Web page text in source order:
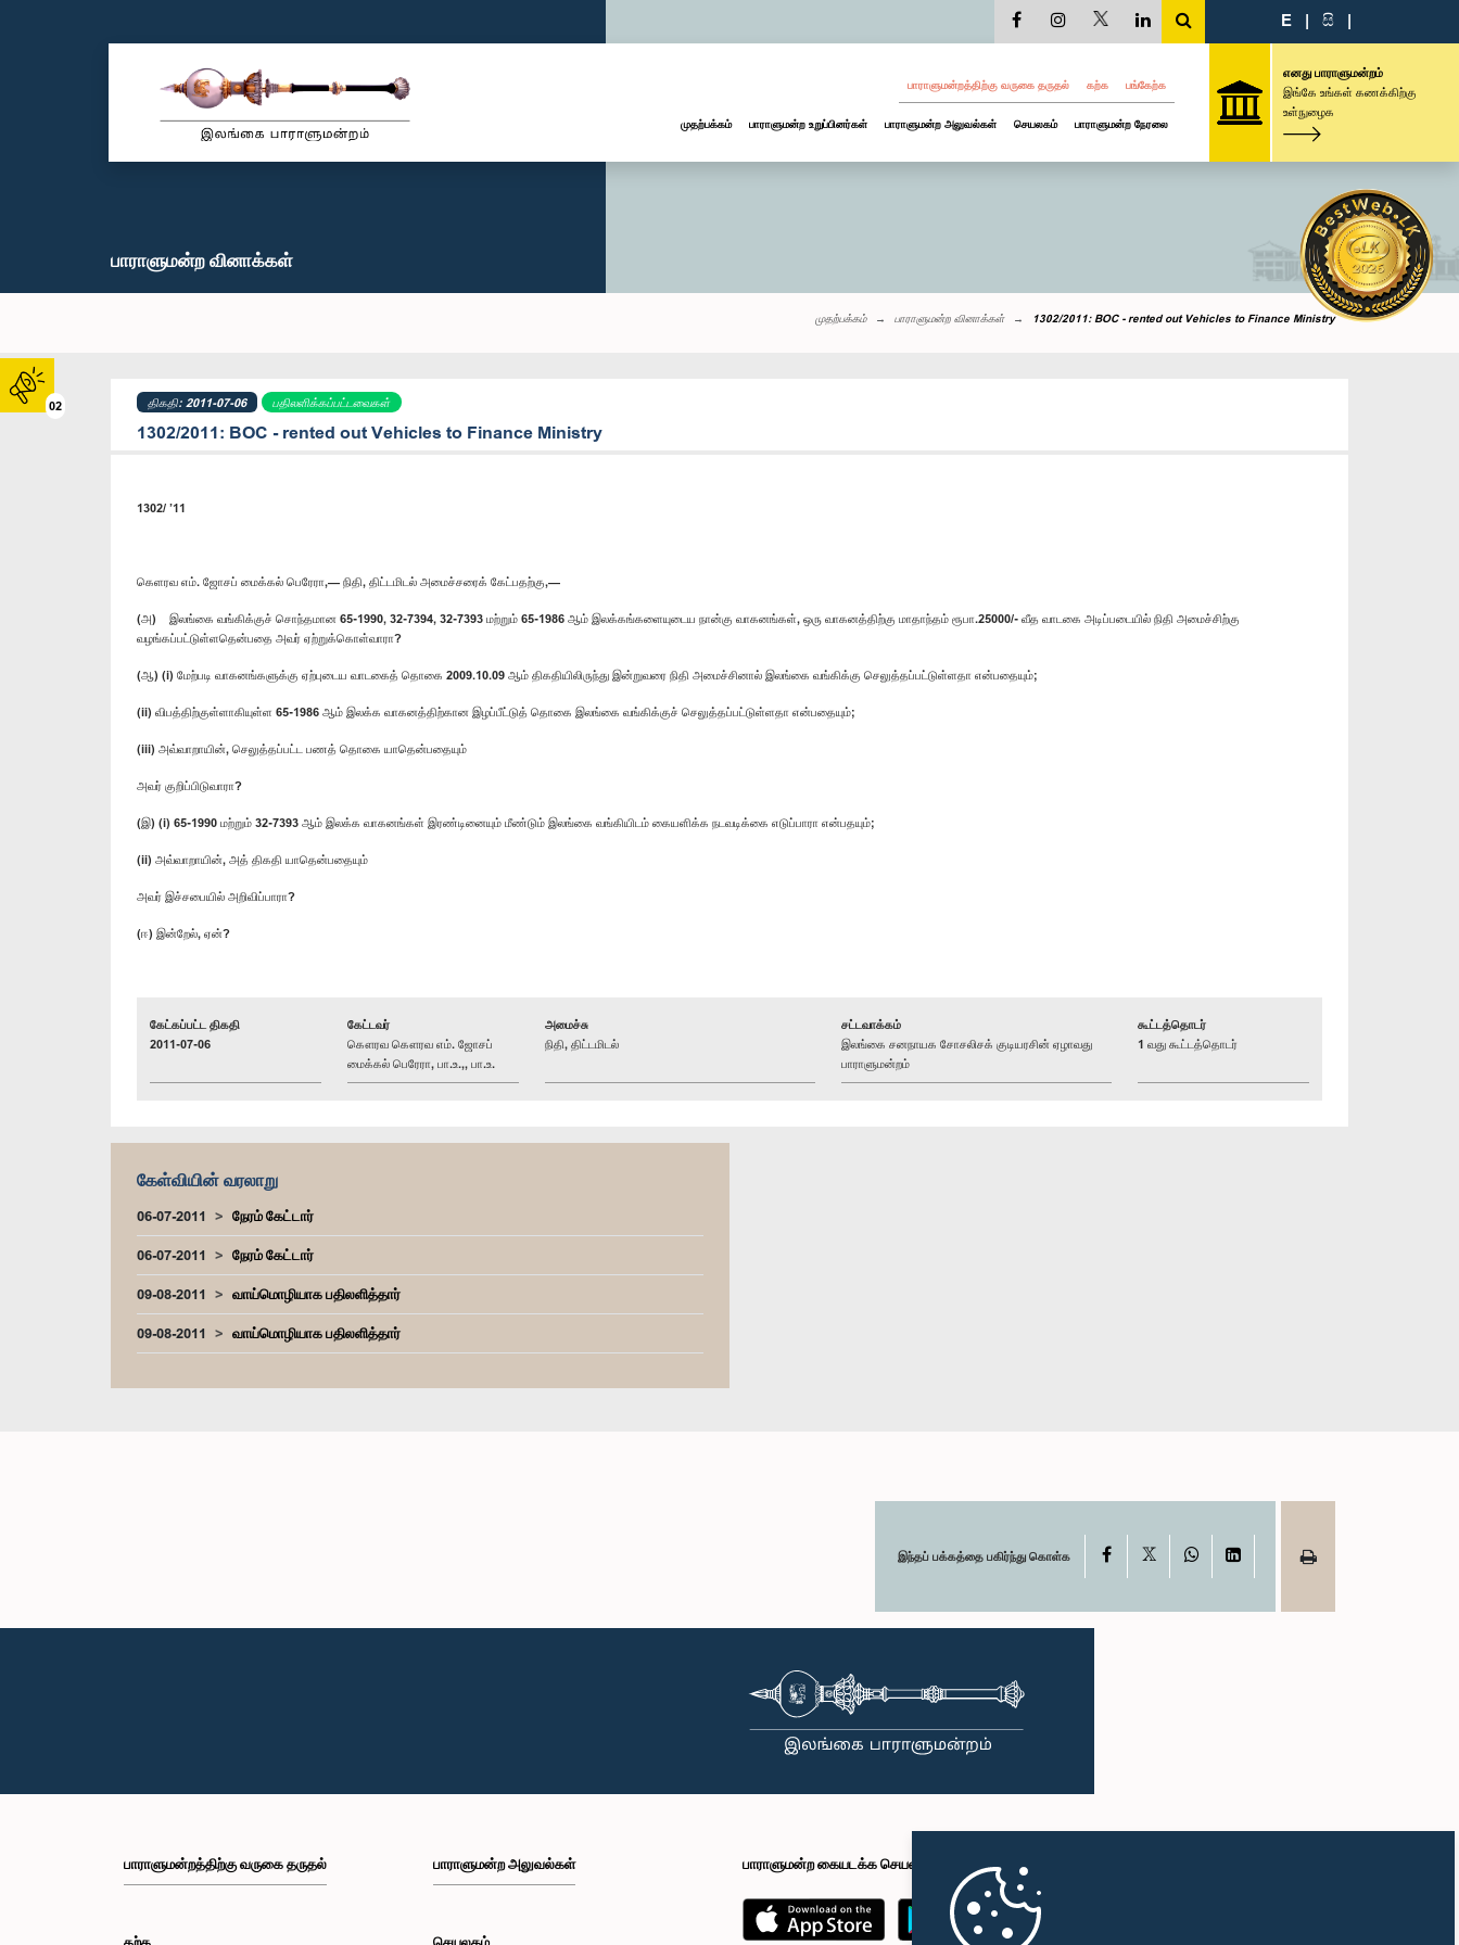
02
E | සි |
பாராளுமன்றத்திற்கு வருகை தருதல் கற்க பங்கேற்க
முதற்பக்கம் பாராளுமன்ற உறுப்பினர்கள் பாராளுமன்ற அலுவல்கள் செயலகம் பாராளுமன்ற நேரலை
எனது பாராளுமன்றம்
இங்கே உங்கள் கணக்கிற்கு
உள்நுழைக
பாராளுமன்ற வினாக்கள்
முதற்பக்கம் பாராளுமன்ற வினாக்கள் 1302/2011: BOC - rented out Vehicles to Finance Ministry
திகதி: 2011-07-06 பதிலளிக்கப்பட்டவைகள்
1302/2011: BOC - rented out Vehicles to Finance Ministry
1302/ ’11
கெளரவ எம். ஜோசப் மைக்கல் பெரேரா,— நிதி, திட்டமிடல் அமைச்சரைக் கேட்பதற்கு,—
(அ) இலங்கை வங்கிக்குச் சொந்தமான 65-1990, 32-7394, 32-7393 மற்றும் 65-1986 ஆம் இலக்கங்களையுடைய நான்கு வாகனங்கள், ஒரு வாகனத்திற்கு மாதாந்தம் ரூபா.25000/- வீத வாடகை அடிப்படையில் நிதி அமைச்சிற்கு
வழங்கப்பட்டுள்ளதென்பதை அவர் ஏற்றுக்கொள்வாரா?
(ஆ) (i) மேற்படி வாகனங்களுக்கு ஏற்புடைய வாடகைத் தொகை 2009.10.09 ஆம் திகதியிலிருந்து இன்றுவரை நிதி அமைச்சினால் இலங்கை வங்கிக்கு செலுத்தப்பட்டுள்ளதா என்பதையும்;
(ii) விபத்திற்குள்ளாகியுள்ள 65-1986 ஆம் இலக்க வாகனத்திற்கான இழப்பீட்டுத் தொகை இலங்கை வங்கிக்குச் செலுத்தப்பட்டுள்ளதா என்பதையும்;
(iii) அவ்வாறாயின், செலுத்தப்பட்ட பணத் தொகை யாதென்பதையும்
அவர் குறிப்பிடுவாரா?
(இ) (i) 65-1990 மற்றும் 32-7393 ஆம் இலக்க வாகனங்கள் இரண்டினையும் மீண்டும் இலங்கை வங்கியிடம் கையளிக்க நடவடிக்கை எடுப்பாரா என்பதயும்;
(ii) அவ்வாறாயின், அத் திகதி யாதென்பதையும்
அவர் இச்சபையில் அறிவிப்பாரா?
(ஈ) இன்றேல், ஏன்?
கேட்கப்பட்ட திகதி
2011-07-06
கேட்டவர்
கௌரவ கௌரவ எம். ஜோசப்
மைக்கல் பெரேரா, பா.உ.,, பா.உ.
அமைச்சு
நிதி, திட்டமிடல்
சட்டவாக்கம்
இலங்கை சனநாயக சோசலிசக் குடியரசின் ஏழாவது
பாராளுமன்றம்
கூட்டத்தொடர்
1 வது கூட்டத்தொடர்
கேள்வியின் வரலாறு
06-07-2011
நேரம் கேட்டார்
06-07-2011
நேரம் கேட்டார்
09-08-2011
வாய்மொழியாக பதிலளித்தார்
09-08-2011
வாய்மொழியாக பதிலளித்தார்
இந்தப் பக்கத்தை பகிர்ந்து கொள்க Facebook WhatsAppLinkedIn
பாராளுமன்றத்திற்கு வருகை தருதல் பாராளுமன்ற அலுவல்கள் பாராளுமன்ற கையடக்க செயலி